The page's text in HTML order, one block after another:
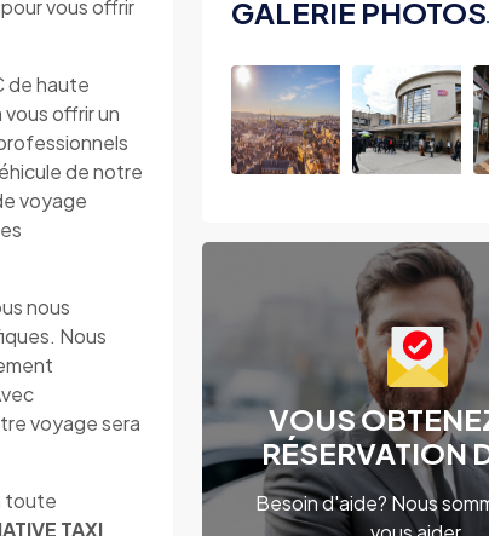
vous offrir
de haute
offrir un
de notre
voyage
nous
Nous
voyage sera
toute
TAXI
GALERIE PHOTOS
VOUS
RÉSERVATION
Besoin d'aide? Nous